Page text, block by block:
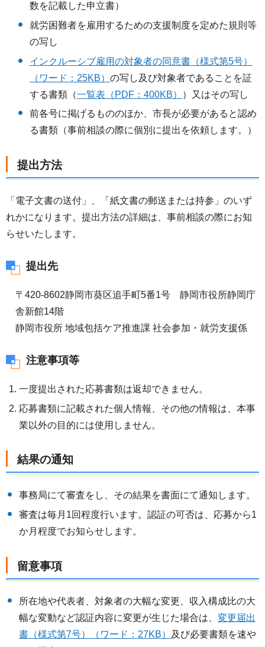
数を記載した申立書）
就労困難者を雇用するための支援制度を定めた規則等
の写し
インクルーシブ雇用の対象者の同意書（様式第5号）
（ワード：25KB） の写し及び対象者であることを証
する書類（一覧表（PDF：400KB）
）又はその写し
前各号に掲げるもののほか、市長が必要があると認め
る書類（事前相談の際に個別に提出を依頼します。）
提出方法
「電子文書の送付」、「紙文書の郵送または持参」のいず
れかになります。提出方法の詳細は、事前相談の際にお知
らせいたします。
提出先
〒420-8602静岡市葵区追手町5番1号 静岡市役所静岡庁
舎新館14階
静岡市役所 地域包括ケア推進課 社会参加・就労支援係
注意事項等
一度提出された応募書類は返却できません。
応募書類に記載された個人情報、その他の情報は、本事
業以外の目的には使用しません。
結果の通知
事務局にて審査をし、その結果を書面にて通知します。
審査は毎月1回程度行います。認証の可否は、応募から1
か月程度でお知らせします。
留意事項
所在地や代表者、対象者の大幅な変更、収入構成比の大
幅な変動など認証内容に変更が生じた場合は、 変更届出
書（様式第7号）（ワード：27KB）
及び必要書類を速や